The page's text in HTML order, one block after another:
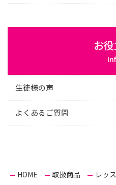
お
生徒様の声
よくあるご質問
HOME 取扱商品 レッ